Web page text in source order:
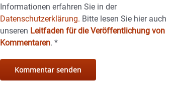
Informationen erfahren Sie in der
Datenschutzerklärung. Bitte lesen Sie hier auch
unseren Leitfaden für die Veröffentlichung von
Kommentaren.*